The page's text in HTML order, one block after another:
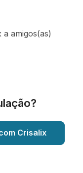
amigos(as)
Crisalix